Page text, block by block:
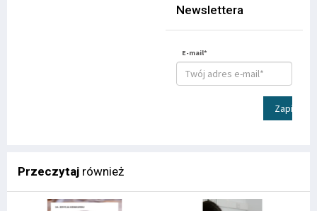
Newslettera
E-mail*
Zapisz
Przeczytaj również